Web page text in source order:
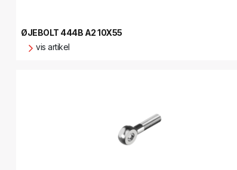
ØJEBOLT 444B A2 10X55
vis artikel